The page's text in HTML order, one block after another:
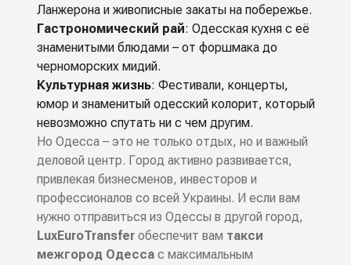
Ланжерона и живописные закаты на побережье.
Гастрономический рай: Одесская кухня с её
знаменитыми блюдами – от форшмака до
черноморских мидий.
Культурная жизнь: Фестивали, концерты,
юмор и знаменитый одесский колорит, который
невозможно спутать ни с чем другим.
Но Одесса – это не только отдых, но и важный
деловой центр. Город активно развивается,
привлекая бизнесменов, инвесторов и
профессионалов со всей Украины. И если вам
нужно отправиться из Одессы в другой город,
LuxEuroTransferобеспечит вам такси
межгород Одессас максимальным